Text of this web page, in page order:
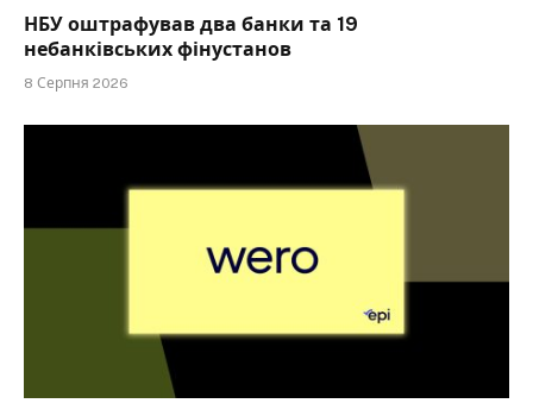
НБУ оштрафував два банки та 19
небанківських фінустанов
8 Серпня 2026